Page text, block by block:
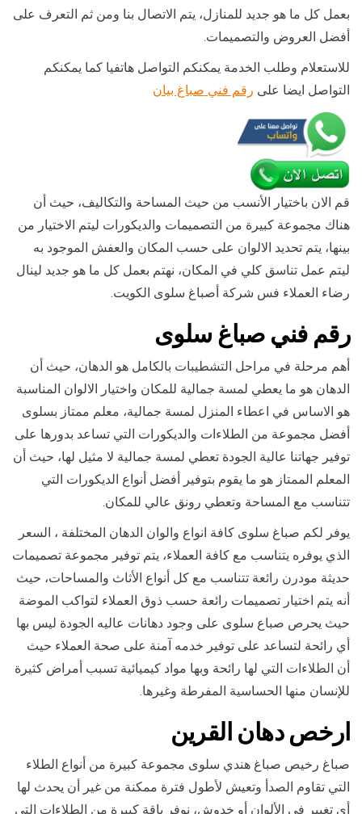
بعمل كل ما هو جديد للمنازل، يتم الاتصال بنا ومن ثم التعرف على
أفضل العروض والتصميمات.
للاستعلام وطلب الخدمة يمكنكم التواصل هاتفيا كما يمكنكم
التواصل ايضا على رقم فني صباغ بيان
قم الان باختيار الأنسب من حيث المساحة والتكاليف، حيث أن
هناك مجموعة كبيرة من التصميمات والديكورات ليتم الاختيار من
بينها، يتم تحديد الالوان على حسب المكان والعفش الموجود به
ليتم عمل تناسق كلي في المكان، نهتم بعمل كل ما هو جديد لينال
رضاء العملاء فس شركة أصباغ سلوى الكويت.
رقم فني صباغ سلوى
أهم مرحلة في مراحل التشطيبات بالكامل هو الدهان، حيث أن
الدهان هو ما يعطي لمسة جمالية للمكان واختيار الالوان المناسبة
هو الاساس في اعطاء المنزل لمسة جمالية، معلم ممتاز بسلوى
أفضل مجموعة من الطلاءات والديكورات التي تساعد بدورها على
توفير جهاتنا عالية الجودة تعطي لمسة جمالية لا مثيل لها، حيث أن
المعلم الممتاز هو ما يقوم بتوفير أفضل أنواع الديكورات التي
تتناسب مع المساحة وتعطي رونق عالي للمكان.
يوفر لكم صباغ سلوى كافة انواع والوان الدهان المختلفة ، السعر
الذي يوفره يتناسب مع كافة العملاء، يتم توفير مجموعة تصميمات
حديثة مودرن رائعة تتناسب مع كل أنواع الأثاث والمساحات، حيث
أنه يتم اختيار تصميمات رائعة حسب ذوق العملاء لتواكب الموضة
حيث يحرص صباع سلوى على وجود دهانات عاليه الجودة ليس بها
أي رائحة لتساعد على توفير خدمه آمنة على صحة العملاء حيث
أن الطلاءات التي لها رائحة وبها مواد كيميائية تسبب أمراض كثيرة
للإنسان منها الحساسية المفرطة وغيرها.
ارخصدهان القرين
صباغ رخيص صباغ هندي سلوى مجموعة كبيرة من أنواع الطلاء
التي تقاوم الصدأ وتعيش لأطول فترة ممكنة من غير أن يحدث لها
أي تغيير في الألوان أو خدوش، نوفر باقة كبيرة من الطلاءات التي